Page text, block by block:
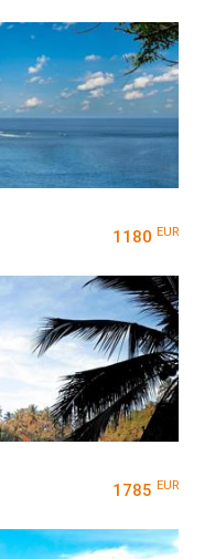
1180 EUR
1785 EUR